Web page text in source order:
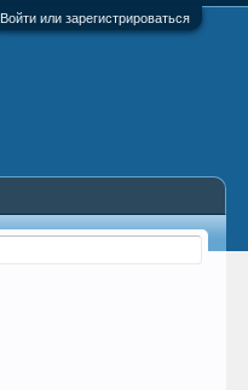
Войти или зарегистрироваться